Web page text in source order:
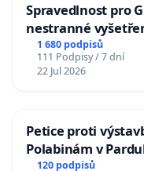
Spravedlnost pro
nestranné
1 680 podpisů
111 Podpisy / 7 dní
22 Jul 2026
Petice proti
Polabinám v
120 podpisů